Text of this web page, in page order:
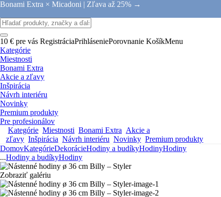
Bonami Extra × Micadoni | Zľava až 25% →
10 € pre vás RegistráciaPrihláseniePorovnanie KošíkMenu
Kategórie
Miestnosti
Bonami Extra
Akcie a zľavy
Inšpirácia
Návrh interiéru
Novinky
Premium produkty
Pre profesionálov
Kategórie Miestnosti Bonami Extra Akcie a
zľavy Inšpirácia Návrh interiéru Novinky Premium produkty
DomovKategórieDekorácieHodiny a budíkyHodinyHodiny
...Hodiny a budíkyHodiny
Zobraziť galériu